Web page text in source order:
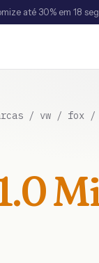
até 30% em 18
/ vw / fox /